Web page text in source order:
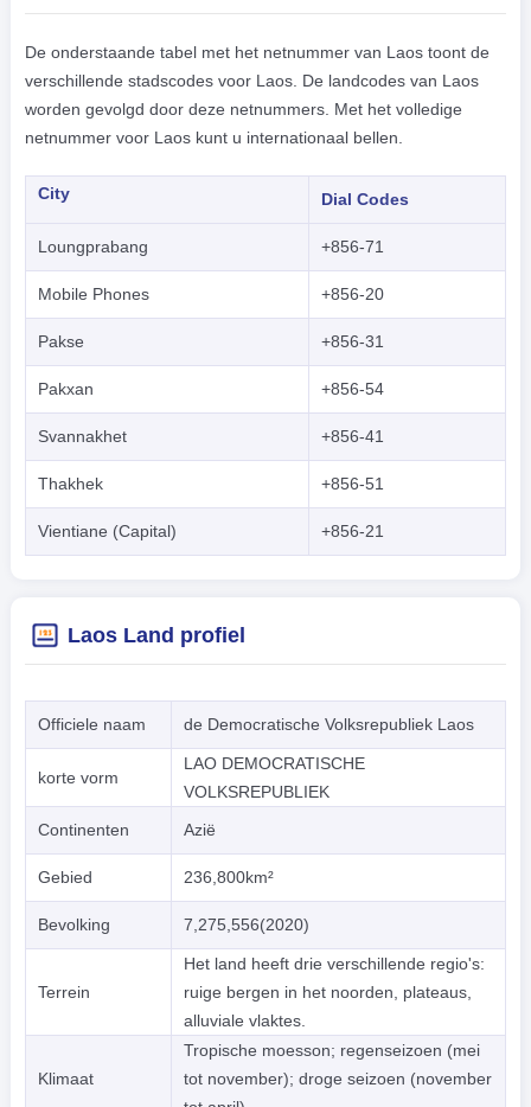
De onderstaande tabel met het netnummer van Laos toont de
verschillende stadscodes voor Laos. De landcodes van Laos
worden gevolgd door deze netnummers. Met het volledige
netnummer voor Laos kunt u internationaal bellen.
City Dial Codes
Loungprabang +856-71
Mobile Phones +856-20
Pakse +856-31
Pakxan +856-54
Svannakhet +856-41
Thakhek +856-51
Vientiane (Capital) +856-21
Laos Land profiel
Officiele naam de Democratische Volksrepubliek Laos
korte vorm
LAO DEMOCRATISCHE
VOLKSREPUBLIEK
Continenten
Azië
Gebied 236,800km²
Bevolking 7,275,556(2020)
Terrein
Het land heeft drie verschillende regio's:
ruige bergen in het noorden, plateaus,
alluviale vlaktes.
Klimaat
Tropische moesson; regenseizoen (mei
tot november); droge seizoen (november